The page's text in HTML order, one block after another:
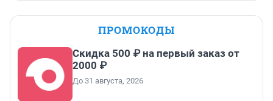
ПРОМОКОДЫ
Скидка 500 ₽ на первый заказ от
2000 ₽
До 31 августа, 2026